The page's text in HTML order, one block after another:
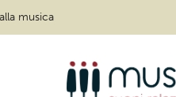
musica